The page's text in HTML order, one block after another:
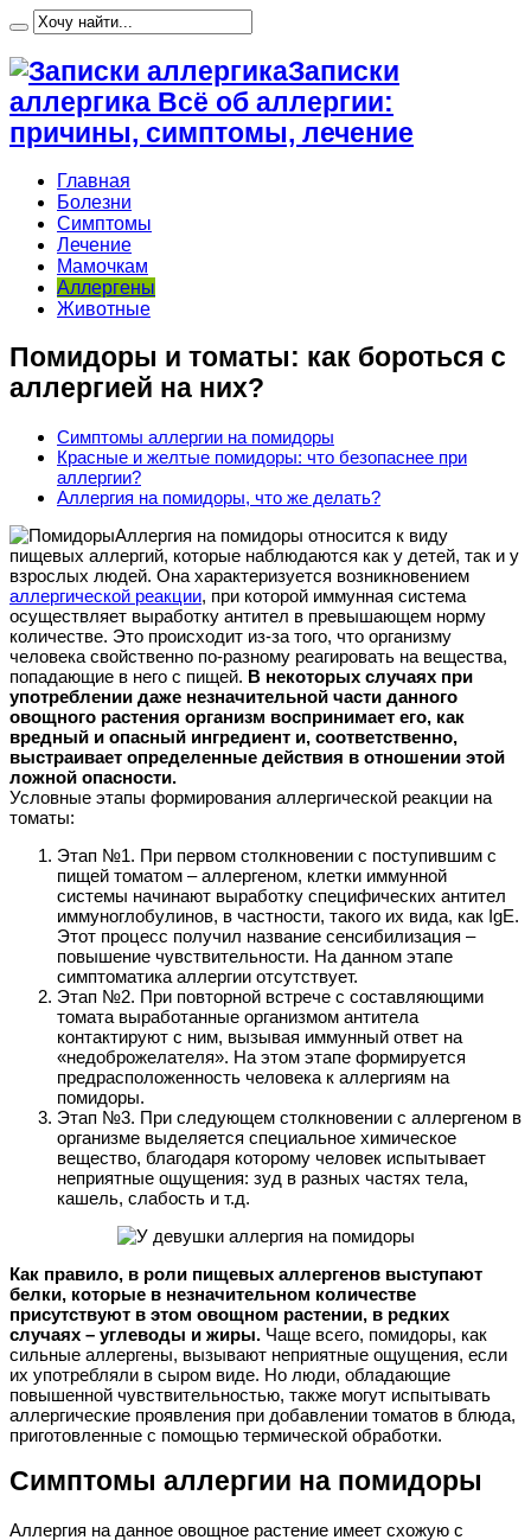
Записки
аллергика Всё об аллергии:
причины, симптомы, лечение
Главная
Болезни
Симптомы
Лечение
Мамочкам
Аллергены
Животные
Помидоры и томаты: как бороться с
аллергией на них?
Симптомы аллергии на помидоры
Красные и желтые помидоры: что безопаснее при
аллергии?
Аллергия на помидоры, что же делать?
Аллергия на помидоры относится к виду
пищевых аллергий, которые наблюдаются как у детей, так и у
взрослых людей. Она характеризуется возникновением
аллергической реакции, при которой иммунная система
осуществляет выработку антител в превышающем норму
количестве. Это происходит из-за того, что организму
человека свойственно по-разному реагировать на вещества,
попадающие в него с пищей. В некоторых случаях при
употреблении даже незначительной части данного
овощного растения организм воспринимает его, как
вредный и опасный ингредиент и, соответственно,
выстраивает определенные действия в отношении этой
ложной опасности.
Условные этапы формирования аллергической реакции на
томаты:
Этап №1. При первом столкновении с поступившим с
пищей томатом – аллергеном, клетки иммунной
системы начинают выработку специфических антител
иммуноглобулинов, в частности, такого их вида, как IgE.
Этот процесс получил название сенсибилизация –
повышение чувствительности. На данном этапе
симптоматика аллергии отсутствует.
Этап №2. При повторной встрече с составляющими
томата выработанные организмом антитела
контактируют с ним, вызывая иммунный ответ на
«недоброжелателя». На этом этапе формируется
предрасположенность человека к аллергиям на
помидоры.
Этап №3. При следующем столкновении с аллергеном в
организме выделяется специальное химическое
вещество, благодаря которому человек испытывает
неприятные ощущения: зуд в разных частях тела,
кашель, слабость и т.д.
Как правило, в роли пищевых аллергенов выступают
белки, которые в незначительном количестве
присутствуют в этом овощном растении, в редких
случаях – углеводы и жиры. Чаще всего, помидоры, как
сильные аллергены, вызывают неприятные ощущения, если
их употребляли в сыром виде. Но люди, обладающие
повышенной чувствительностью, также могут испытывать
аллергические проявления при добавлении томатов в блюда,
приготовленные с помощью термической обработки.
Симптомы аллергии на помидоры
Аллергия на данное овощное растение имеет схожую с